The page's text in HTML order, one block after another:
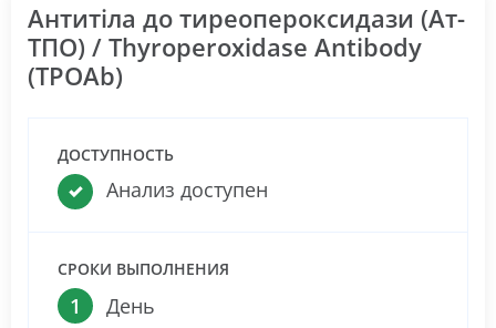
Антитіла до тиреопероксидази (Ат-
ТПО) / Thyroperoxidase Antibody
(TPOAb)
ДОСТУПНОСТЬ
Анализ доступен
СРОКИ ВЫПОЛНЕНИЯ
1 День